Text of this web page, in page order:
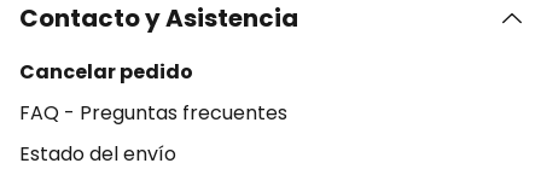
Contacto y Asistencia
Cancelar pedido
FAQ - Preguntas frecuentes
Estado del envío